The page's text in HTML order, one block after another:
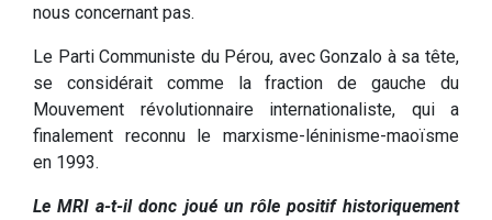
nous concernant pas.
Le Parti Communiste du Pérou, avec Gonzalo à sa tête,
se considérait comme la fraction de gauche du
Mouvement révolutionnaire internationaliste, qui a
finalement reconnu le marxisme-léninisme-maoïsme
en 1993.
Le MRI a-t-il donc joué un rôle positif historiquement